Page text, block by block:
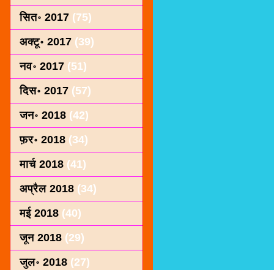
सित॰ 2017 (75)
अक्टू॰ 2017 (39)
नव॰ 2017 (51)
दिस॰ 2017 (57)
जन॰ 2018 (42)
फ़र॰ 2018 (34)
मार्च 2018 (41)
अप्रैल 2018 (34)
मई 2018 (40)
जून 2018 (29)
जुल॰ 2018 (27)